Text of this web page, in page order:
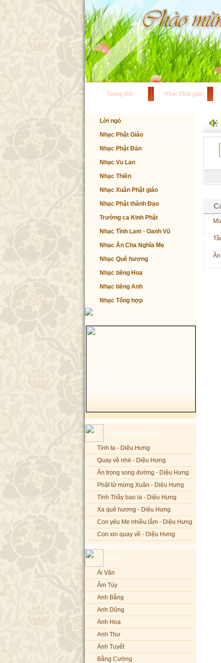
Trang chủ Nhạc Phật giáo
Lời ngỏ
Nhạc Phật Giáo
Nhạc Phật Đản
Nhạc Vu Lan
Nhạc Thiền
Nhạc Xuân Phật giáo
Nhạc Phật thành Đạo
Trường ca Kinh Phật
Nhạc Tình Lam - Oanh Vũ
Nhạc Ân Cha Nghĩa Mẹ
Nhạc Quê hương
Nhạc tiếng Hoa
Nhạc tiếng Anh
Nhạc Tổng hợp
Ca khúc mới cập nhật
Tình ta - Diệu Hưng
Quay về nhé - Diệu Hưng
Ân trọng song đường - Diệu Hưng
Phật tử mừng Xuân - Diệu Hưng
Tình Thầy bao la - Diệu Hưng
Xa quê hương - Diệu Hưng
Con yêu Mẹ nhiều lắm - Diệu Hưng
Con xin quay về - Diệu Hưng
Nếu xa Phật - Diệu Hưng
Tình Lam - Kim Khánh & Hoàng
Vĩnh
Xin cho con niềm tin - Kim Linh
Quán Âm Mẹ hiền - Kim Linh
Nhạc niệm Nam Mô A Di Đà Phật -
Kim Linh
Mẹ Từ Bi - Kim Linh
12 Lời nguyện của Bồ tát Quán Thế
Âm - Kim Linh
Ca sĩ
Ái Vân
Ẩm Túy
Anh Bằng
Anh Dũng
Ánh Hoa
Anh Thư
Ánh Tuyết
Bằng Cường